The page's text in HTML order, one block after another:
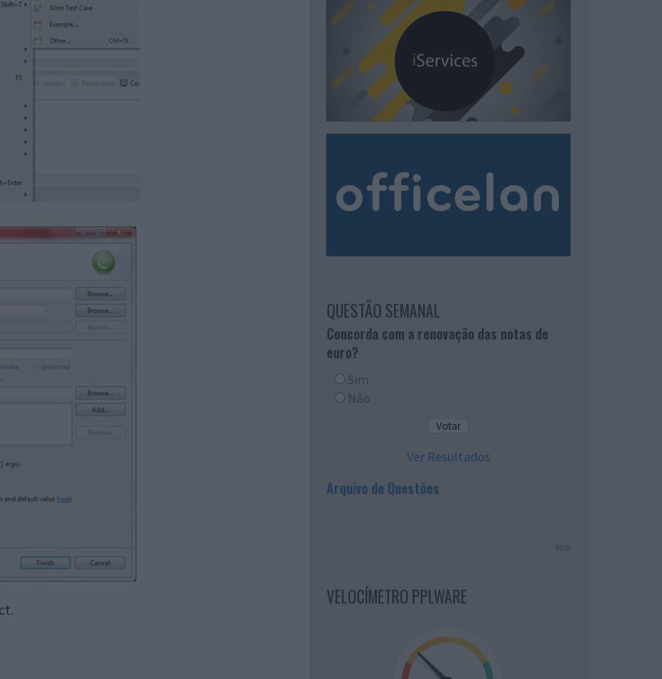
QUESTÃO SEMANAL
Concorda com a renovação das notas de
euro?
Sim
Não
Ver Resultados
Arquivo de Questões
PUB
VELOCÍMETRO PPLWARE